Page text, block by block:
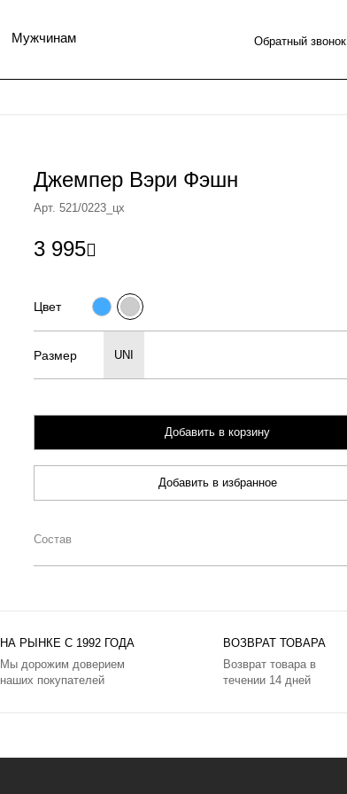
Обратный звонок
Мужчинам
Джемпер Вэри Фэшн
Арт. 521/0223_цх
3 995
Цвет
Размер UNI
Добавить в корзину
Добавить в избранное
Состав
НА РЫНКЕ С 1992 ГОДА
Мы дорожим доверием
наших покупателей
ВОЗВРАТ ТОВАРА
Возврат товара в
течении 14 дней